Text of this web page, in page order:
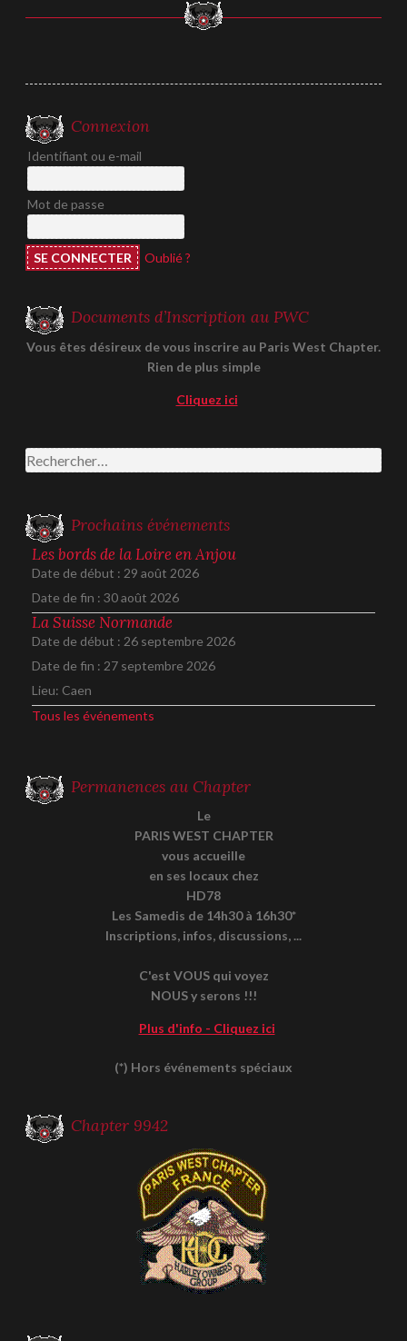
Connexion
Identifiant ou e-mail
Mot de passe
Oublié ?
Documents d’Inscription au PWC
Vous êtes désireux de vous inscrire au Paris West Chapter.
Rien de plus simple
Cliquez ici
Rechercher :
Prochains événements
Les bords de la Loire en Anjou
Date de début : 29 août 2026
Date de fin : 30 août 2026
La Suisse Normande
Date de début : 26 septembre 2026
Date de fin : 27 septembre 2026
Lieu: Caen
Tous les événements
Permanences au Chapter
Le
PARIS WEST CHAPTER
vous accueille
en ses locaux chez
HD78
Les Samedis de 14h30 à 16h30*
Inscriptions, infos, discussions, ...
C'est VOUS qui voyez
NOUS y serons !!!
Plus d'info - Cliquez ici
(*) Hors événements spéciaux
Chapter 9942